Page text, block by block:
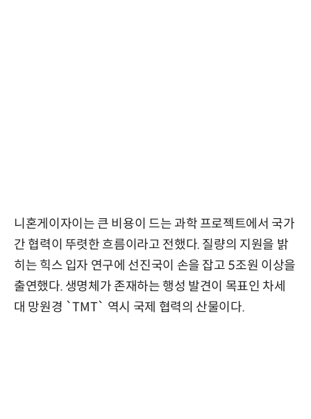
니혼게이자이는 큰 비용이 드는 과학 프로젝트에서 국가
간 협력이 뚜렷한 흐름이라고 전했다. 질량의 지원을 밝
히는 힉스 입자 연구에 선진국이 손을 잡고 5조원 이상을
출연했다. 생명체가 존재하는 행성 발견이 목표인 차세
대 망원경 `TMT` 역시 국제 협력의 산물이다.